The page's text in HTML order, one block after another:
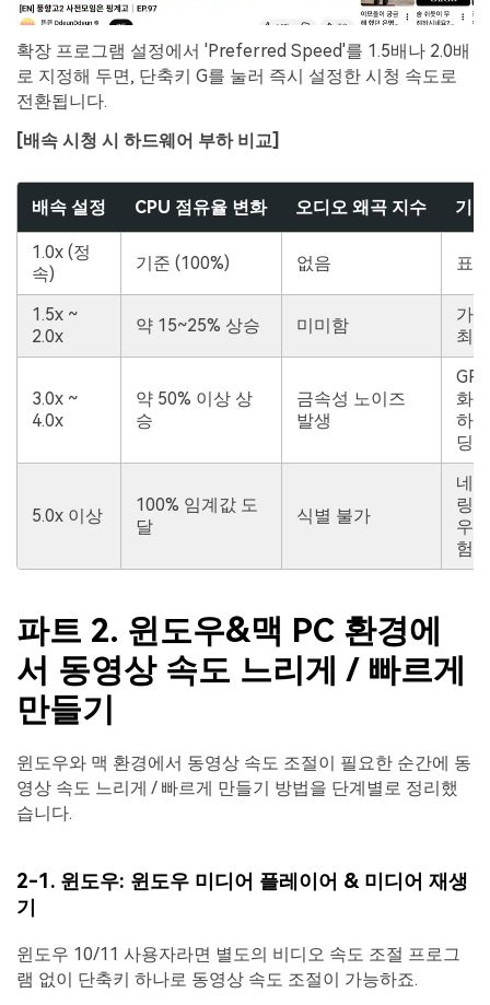
확장 프로그램 설정에서 'Preferred Speed'를 1.5배나 2.0배
로 지정해 두면, 단축키 G를 눌러 즉시 설정한 시청 속도로
전환됩니다.
[배속 시청 시 하드웨어 부하 비교]
배속 설정 CPU 점유율 변화 오디오 왜곡 지수 기
1.0x (정
속)
기준 (100%) 없음 표
1.5x ~
2.0x
약 15~25% 상승 미미함
가
최
3.0x ~
4.0x
약 50% 이상 상
승
금속성 노이즈
발생
화
하
딩)
5.0x 이상
100% 임계값 도
달
식별 불가
네
링
우
험
파트 2. 윈도우&맥 PC 환경에
서 동영상 속도 느리게 / 빠르게
만들기
윈도우와 맥 환경에서 동영상 속도 조절이 필요한 순간에 동
영상 속도 느리게 / 빠르게 만들기 방법을 단계별로 정리했
습니다.
2-1. 윈도우: 윈도우 미디어 플레이어 & 미디어 재생
기
윈도우 10/11 사용자라면 별도의 비디오 속도 조절 프로그
램 없이 단축키 하나로 동영상 속도 조절이 가능하죠.